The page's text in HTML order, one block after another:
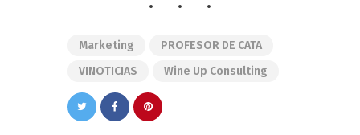
Marketing
PROFESOR DE CATA
VINOTICIAS
Wine Up Consulting